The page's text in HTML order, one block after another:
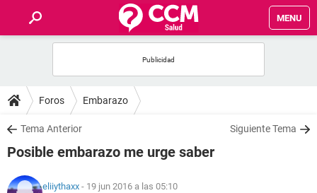
MENU
FOROS
SALUD
Foros Embarazo
Tema Anterior Siguiente Tema
Posible embarazo me urge saber
eliiythaxx - 19 jun 2016 a las 05:10